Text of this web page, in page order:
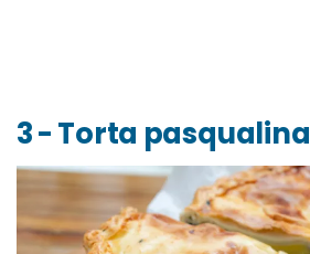
3 - Torta pasqualina